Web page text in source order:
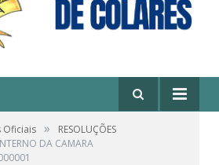
Oficiais »
RESOLUÇÕES
DA CAMARA